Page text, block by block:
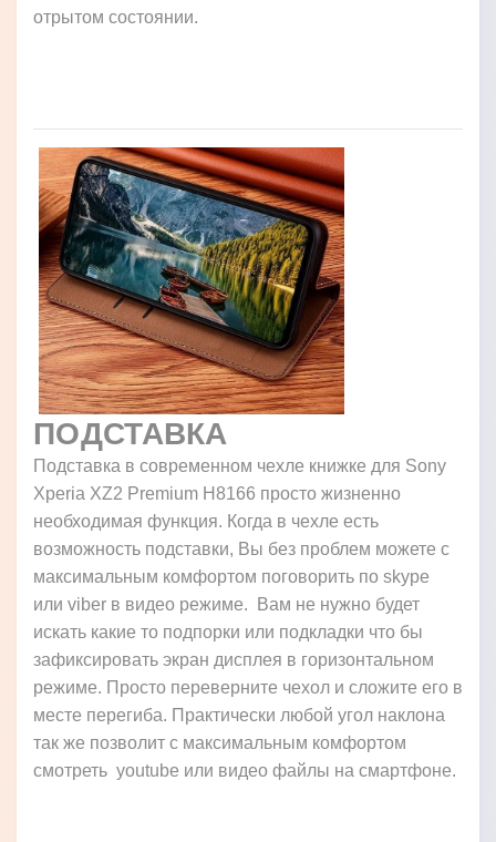
отрытом состоянии.
ПОДСТАВКА
Подставка в современном чехле книжке для Sony
Xperia XZ2 Premium H8166 просто жизненно
необходимая функция. Когда в чехле есть
возможность подставки, Вы без проблем можете с
максимальным комфортом поговорить по skype
или viber в видео режиме. Вам не нужно будет
искать какие то подпорки или подкладки что бы
зафиксировать экран дисплея в горизонтальном
режиме. Просто переверните чехол и сложите его в
месте перегиба. Практически любой угол наклона
так же позволит с максимальным комфортом
смотреть youtube или видео файлы на смартфоне.